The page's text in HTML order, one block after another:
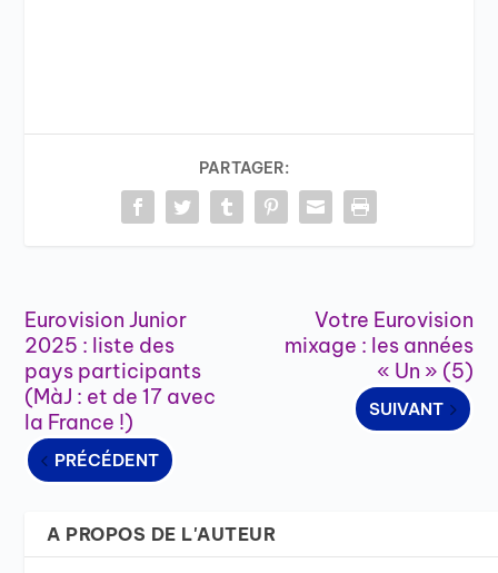
PARTAGER:
Eurovision Junior
2025 : liste des
pays participants
(MàJ : et de 17 avec
la France !)
PRÉCÉDENT
Votre Eurovision
mixage : les années
« Un » (5)
SUIVANT
A PROPOS DE L'AUTEUR